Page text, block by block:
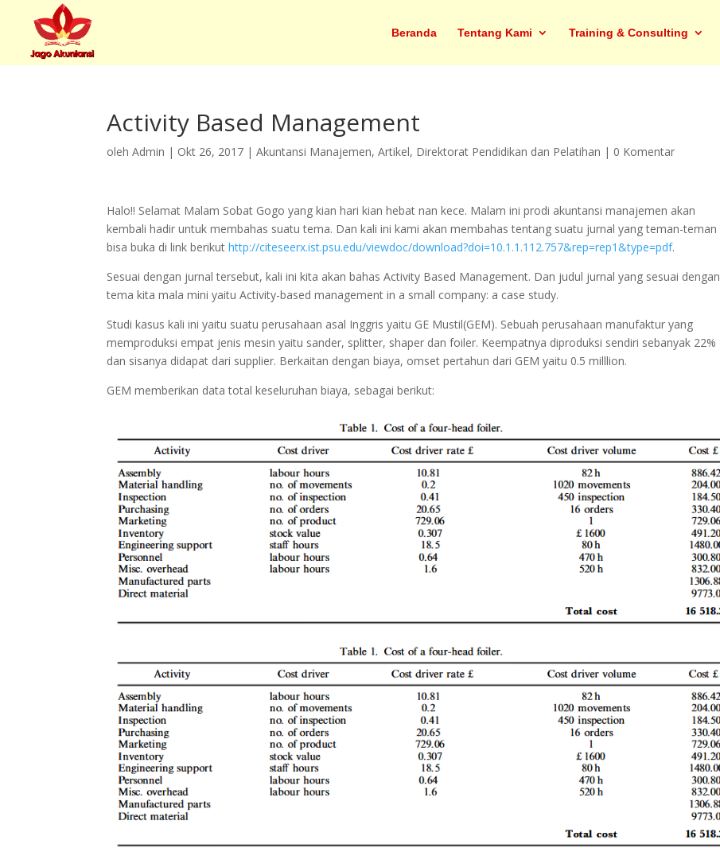
Beranda Tentang Kami Training & Consulting
Activity Based Management
olehAdmin | Okt 26, 2017 |Akuntansi Manajemen,Artikel, Direktorat Pendidikan dan Pelatihan | 0 Komentar
Halo!! Selamat Malam Sobat Gogo yang kian hari kian hebat nan kece. Malam ini prodi akuntansi manajemen akan
kembali hadir untuk membahas suatu tema. Dan kali ini kami akan membahas tentang suatu jurnal yang teman-teman
bisa buka di link berikuthttp://citeseerx.ist.psu.edu/viewdoc/download?doi=10.1.1.112.757&rep=rep1&type=pdf.
Sesuai dengan jurnal tersebut, kali ini kita akan bahas Activity Based Management. Dan judul jurnal yang sesuai dengan
tema kita mala mini yaitu Activity-based management in a small company: a case study.
Studi kasus kali ini yaitu suatu perusahaan asal Inggris yaitu GE Mustil(GEM). Sebuah perusahaan manufaktur yang
memproduksi empat jenis mesin yaitu sander, splitter, shaper dan foiler. Keempatnya diproduksi sendiri sebanyak 22%
dan sisanya didapat dari supplier. Berkaitan dengan biaya, omset pertahun dari GEM yaitu 0.5 milllion.
GEM memberikan data total keseluruhan biaya, sebagai berikut: